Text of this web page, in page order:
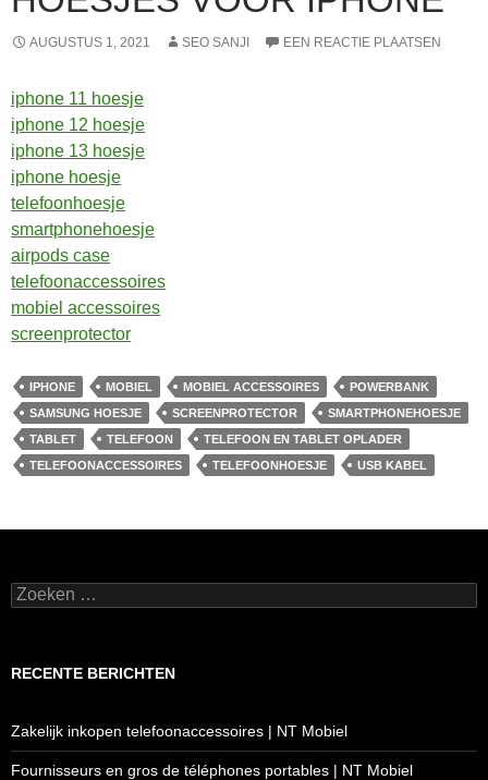
AUGUSTUS 1, 2021 SEO SANJI EEN REACTIE PLAATSEN
iphone 11 hoesje
iphone 12 hoesje
iphone 13 hoesje
iphone hoesje
telefoonhoesje
smartphonehoesje
airpods case
telefoonaccessoires
mobiel accessoires
screenprotector
IPHONE MOBIEL MOBIEL ACCESSOIRES
POWERBANK
SAMSUNG HOESJE
SCREENPROTECTOR
SMARTPHONEHOESJE
TABLET
TELEFOON
TELEFOON EN TABLET OPLADER
TELEFOONACCESSOIRES
TELEFOONHOESJE USB KABEL
Zoeken
naar:
RECENTE BERICHTEN
Zakelijk inkopen telefoonaccessoires | NT Mobiel
Fournisseurs en gros de téléphones portables | NT Mobiel